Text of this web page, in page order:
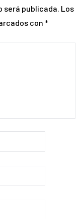
será publicada. Los
con *